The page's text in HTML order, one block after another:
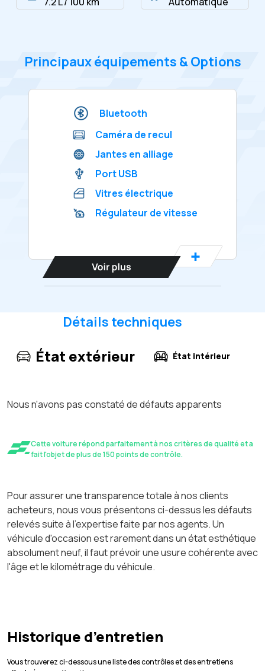
Principaux équipements & Options
Bluetooth
Caméra de recul
Jantes en alliage
Port USB
Vitres électrique
Régulateur de vitesse
Détails techniques
État extérieur État intérieur
Nous n'avons pas constaté de défauts apparents
Cette voiture répond parfaitement à nos critères de qualité et a
fait l'objet de plus de 150 points de contrôle.
Pour assurer une transparence totale à nos clients
acheteurs, nous vous présentons ci-dessus les défauts
relevés suite à l'expertise faite par nos agents. Un
véhicule d'occasion est rarement dans un état esthétique
absolument neuf, il faut prévoir une usure cohérente avec
l'âge et le kilométrage du véhicule.
Historique d’entretien
Vous trouverez ci-dessous une liste des contrôles et des entretiens